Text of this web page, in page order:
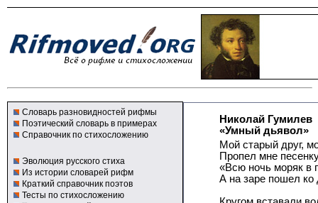
Словарь разновидностей рифмы
Поэтический словарь в примерах
Справочник по стихосложению
Эволюция русского стиха
Из истории словарей рифм
Краткий справочник поэтов
Тесты по стихосложению
Николай Гумилев
«Умный дьявол»
Мой старый друг,
Пропел мне
«Всю ночь моряк в
А на заре пошел ко